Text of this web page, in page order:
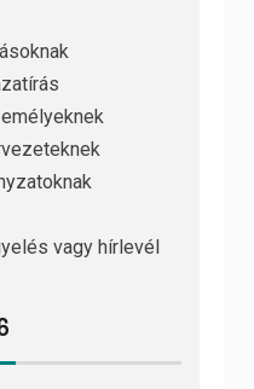
vagy hírlevél